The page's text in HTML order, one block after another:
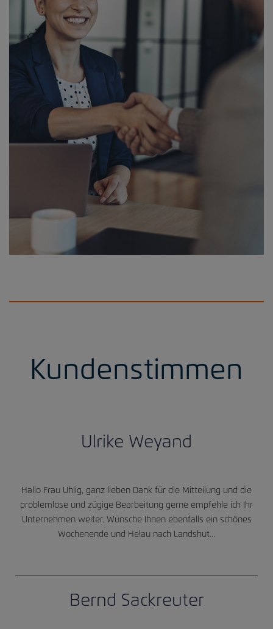
Kundenstimmen
Ulrike Weyand
Hallo Frau Uhlig, ganz lieben Dank für die Mitteilung und die
problemlose und zügige Bearbeitung gerne empfehle ich Ihr
Unternehmen weiter. Wünsche Ihnen ebenfalls ein schönes
Wochenende und Helau nach Landshut...
Bernd Sackreuter